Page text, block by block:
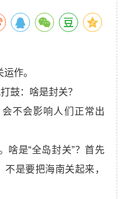
作。
鼓：啥是封关？
不会影响人们正常出
啥是“全岛封关”？首先
不是要把海南关起来，